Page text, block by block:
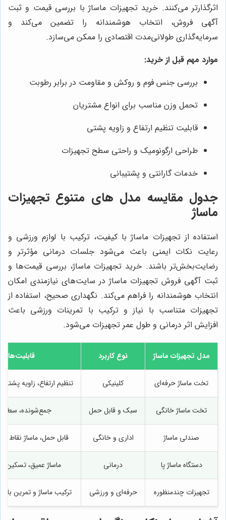
اثرگذارتر می‌کنند. خرید تجهیزات ماساژ با بررسی قیمت و ثبت
آگهی فروش، انتخاب هوشمندانه را تضمین می‌کند و
سرمایه‌گذاری طولانی‌مدت اقتصادی را ممکن می‌سازد.
موارد مهم قبل از خرید:
بررسی جنس فوم و روکش و مقاومت در برابر رطوبت
تحمل وزن مناسب برای انواع مشتریان
قابلیت تنظیم ارتفاع و زاویه پشتی
طراحی ارگونومیک و راحتی سطح تجهیزات
خدمات گارانتی و پشتیبانی
جدول مقایسه مدل های متنوع تجهیزات
ماساژ
استفاده از تجهیزات ماساژ با کیفیت، ترکیب با لوازم ورزشی و
رعایت نکات ایمنی باعث می‌شود جلسات درمانی مؤثرتر و
رضایت‌بخش‌تر باشند. خرید تجهیزات ماساژ، بررسی قیمت‌ها و
ثبت آگهی فروش تجهیزات ماساژ در سایت‌های نیازمندی امکان
انتخاب هوشمندانه را فراهم می‌کند. نگهداری صحیح، استفاده از
تجهیزات متناسب با نیاز و ترکیب با تمرینات ورزشی باعث
افزایش اثر درمانی و طول عمر تجهیزات می‌شود.
مدل تجهیزات ماساژ نوع کاربرد قابلیت‌ها
تخت ماساژ حرفه‌ای کلینیکی تنظیم ارتفاع، زاویه
تخت ماساژ خانگی سبک و قابل حمل جمع‌شونده، سطح
صندلی ماساژ اداری و خانگی قابل حمل، ماساژ نقاط
دستگاه ماساژ پا درمانی ماساژ عمیق،
تجهیزات چندمنظوره حرفه‌ای و ورزشی ترکیب ماساژ و تمرین با